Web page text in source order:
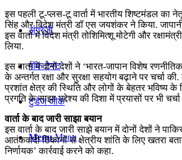
अंग्रेजी
मॉक टेस्ट
टुडेज जीके
Menu Menu
इस पहली टू-प्‍लस-टू वार्ता में भारतीय शिष्टमंडल का
सिंह और विदेश मंत्री डॉ एस जयशंकर ने किया.
इस वार्ता में विदेश मंत्री तोशिमित्‍शू मोटेगी और
लिया.
इस वार्ता में दोनों देशों ने ‘भारत-जापान विशेष
के अन्‍तर्गत रक्षा और सुरक्षा सहयोग बढ़ाने पर चर्चा की.
प्रशांत क्षेत्र की स्थिति और लोगों के बेहतर भविष्य के
प्रगति के साझा उद्देश्य की दिशा में प्रयासों पर भी
वार्ता के बाद जारी साझा बयान
इस वार्ता के बाद जारी साझे बयान में दोनों देशों ने
आतंकवादी ठिकानों से क्षेत्रीय शांति के लिए खतरा
निर्णायक’ कार्रवाई करने को कहा.